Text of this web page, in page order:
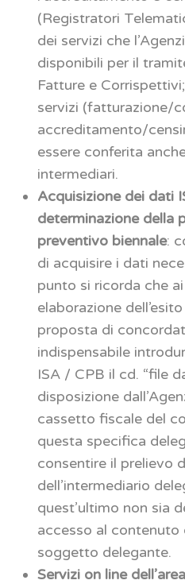
(Registratori
dei servizi che
disponibili per il
Fatture e
servizi (fatturazione/
accreditamento/
essere conferita
intermediari.
Acquisizione dei dati
determinazione della
preventivo biennale:
di acquisire i dati
punto si ricorda che
elaborazione
proposta di
indispensabile
ISA / CPB il cd. “file
disposizione
cassetto fiscale del
questa specifica
consentire il prelievo
dell’intermediario
quest’ultimo non sia
accesso al
soggetto delegante.
Servizi on line